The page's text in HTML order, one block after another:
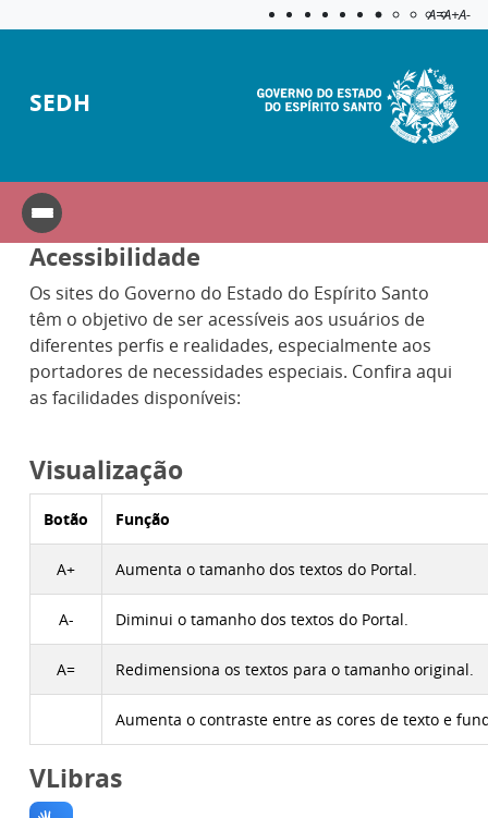
Aplicar
A=A+A-
SEDH
Acessibilidade
Os sites do Governo do Estado do Espírito Santo
têm o objetivo de ser acessíveis aos usuários de
diferentes perfis e realidades, especialmente aos
portadores de necessidades especiais. Confira aqui
as facilidades disponíveis:
Visualização
Botão Função
A+ Aumenta o tamanho dos textos do Portal.
A- Diminui o tamanho dos textos do Portal.
A= Redimensiona os textos para o tamanho original.
Aumenta o contraste entre as cores de texto e
VLibras